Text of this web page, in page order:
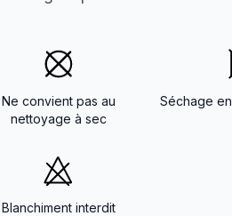
Ne convient pas au
nettoyage à sec
Séchage
Blanchiment interdit